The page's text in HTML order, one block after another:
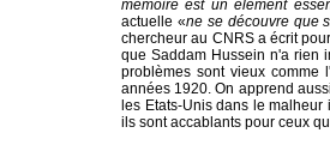
mémoire est un élément
actuelle «ne se découvre que
chercheur au CNRS a écrit
que Saddam Hussein n'a rien
problèmes sont vieux comme
années 1920. On apprend
les Etats-Unis dans le
ils sont accablants pour ceux